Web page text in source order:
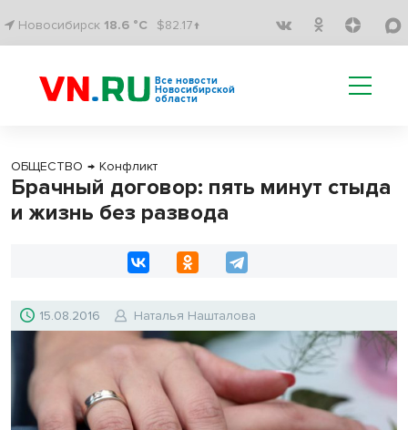
Новосибирск 18.6 °C $82.17↑
Все новости
Новосибирской
области
ОБЩЕСТВО → Конфликт
Брачный договор: пять минут стыда
и жизнь без развода
15.08.2016 Наталья Нашталова